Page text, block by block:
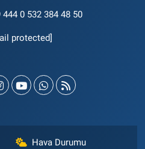
444 0 532 384 48 50
protected]
Hava Durumu